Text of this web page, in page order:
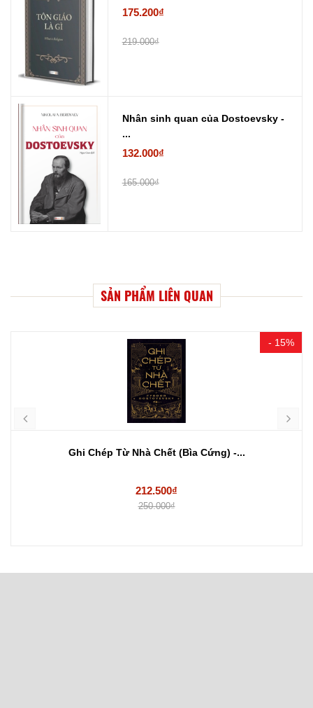
175.200₫
219.000₫
Nhân sinh quan của Dostoevsky -
...
132.000₫
165.000₫
SẢN PHẨM LIÊN QUAN
- 15%
Ghi Chép Từ Nhà Chết (Bìa Cứng) -...
212.500₫
250.000₫